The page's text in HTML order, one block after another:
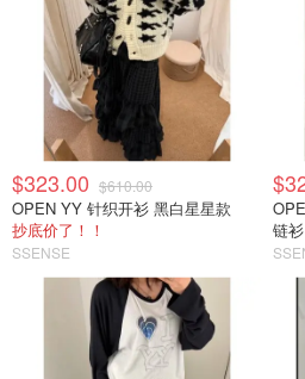
$323.00 $610.00
OPEN YY 针织开衫 黑白星星款
抄底价了！！
SSENSE
链衫